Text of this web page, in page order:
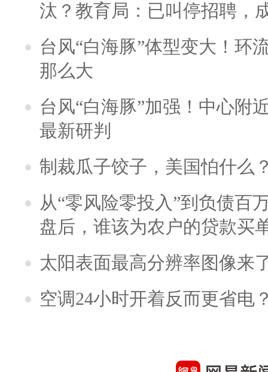
汰？教育局：已叫停招聘，
台风“白海豚”体型变大！环
那么大
台风“白海豚”加强！中心附
最新研判
制裁瓜子饺子，美国怕什么
从“零风险零投入”到负债百
盘后，谁该为农户的贷款买
太阳表面最高分辨率图像来
空调24小时开着反而更省电